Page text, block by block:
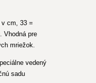
v cm, 33 =
Vhodná pre
mriežok.
vedený
sadu